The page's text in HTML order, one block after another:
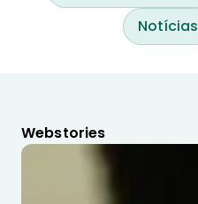
Notícias
Webstories